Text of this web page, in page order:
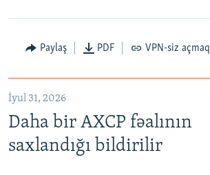
Paylaş PDF VPN-siz açmaq
İyul 31, 2026
Daha bir AXCP fəalının
saxlandığı bildirilir